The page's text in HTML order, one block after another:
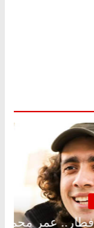
الرئيسية
مقعد شاغر